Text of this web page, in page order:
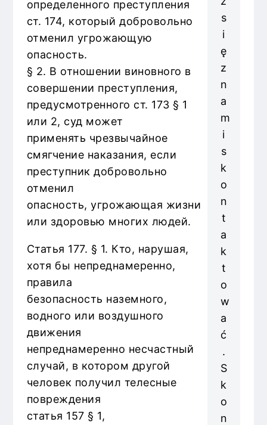
определенного преступления
ст. 174, который добровольно
отменил угрожающую
опасность.
§ 2. В отношении виновного в
совершении преступления,
предусмотренного ст. 173 § 1
или 2, суд может
применять чрезвычайное
смягчение наказания, если
преступник добровольно
отменил
опасность, угрожающая жизни
или здоровью многих людей.
Статья 177. § 1. Кто, нарушая,
хотя бы непреднамеренно,
правила
безопасность наземного,
водного или воздушного
движения
непреднамеренно несчастный
случай, в котором другой
человек получил телесные
повреждения
статья 157 § 1,
s
i
ę
z
n
a
m
i
s
k
o
n
t
a
k
t
o
w
a
ć
.
S
k
o
n